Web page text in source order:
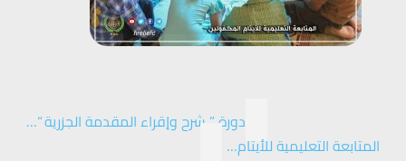
دورة ” شرح وإقراء المقدمة الجزرية “…
المتابعة التعليمية للأيتام…